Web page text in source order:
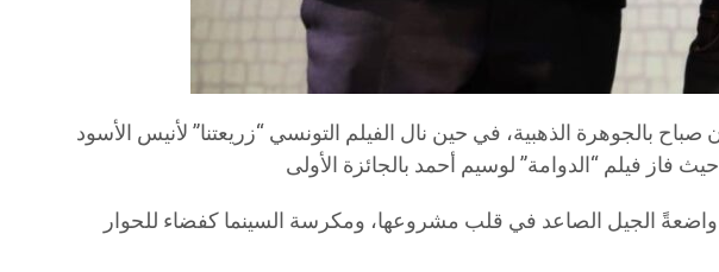
بالجوهرة الذهبية، في حين نال الفيلم التونسي “زريعتنا” لأنيس الأسود
واضعةً الجيل الصاعد في قلب مشروعها، ومكرسة السينما كفضاء للحوار